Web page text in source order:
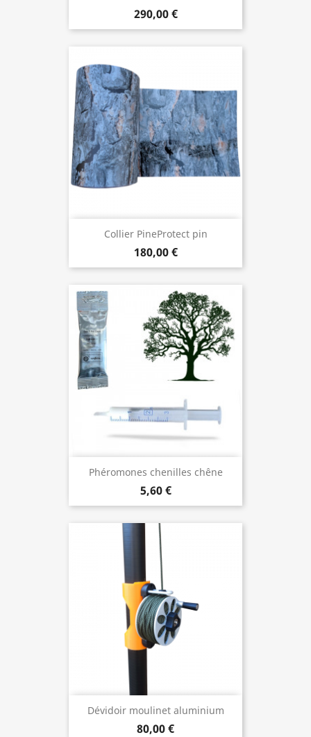
290,00 €
Collier PineProtect pin
180,00 €
Phéromones chenilles chêne
5,60 €
Dévidoir moulinet aluminium
80,00 €